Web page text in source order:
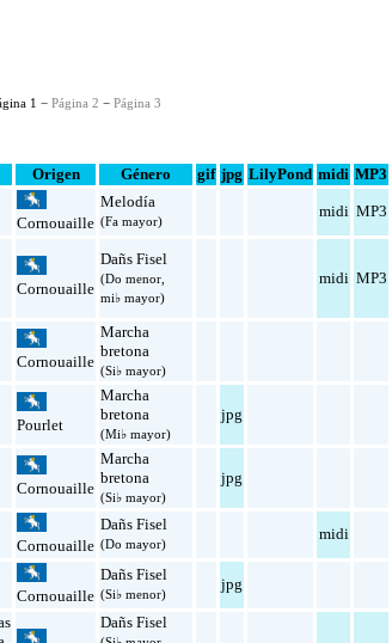
1 −Página 2 −Página 3
Origen Género gif jpg LilyPond midi MP3
Cornouaille
Melodía
(Fa mayor)
midi MP3
Cornouaille
Dañs Fisel
(Do menor,
mi♭ mayor)
midi MP3
Cornouaille
Marcha
bretona
(Si♭ mayor)
Pourlet
Marcha
bretona
(Mi♭ mayor)
jpg
Cornouaille
Marcha
bretona
(Si♭ mayor)
jpg
Cornouaille
Dañs Fisel
(Do mayor)
midi
Cornouaille
Dañs Fisel
(Si♭ menor)
jpg
Dañs Fisel